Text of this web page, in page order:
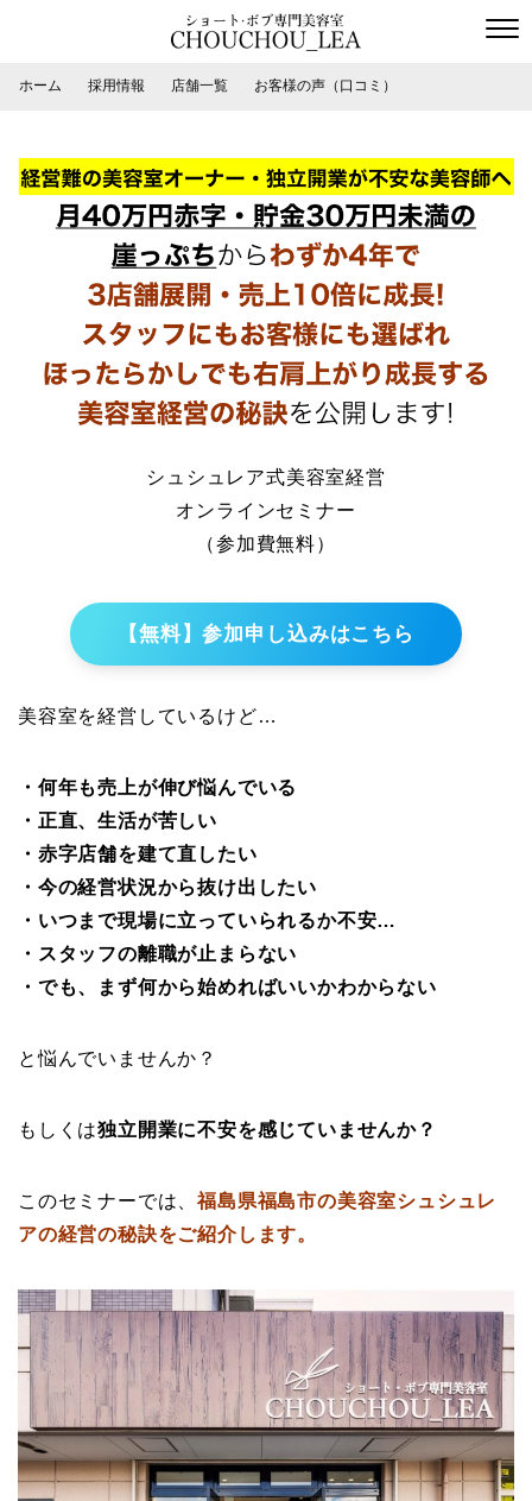
ホーム 採用情報 店舗一覧 お客様の声（口コミ）
シュシュレア式美容室経営
オンラインセミナー
（参加費無料）
【無料】参加申し込みはこちら
美容室を経営しているけど…
・何年も売上が伸び悩んでいる
・正直、生活が苦しい
・赤字店舗を建て直したい
・今の経営状況から抜け出したい
・いつまで現場に立っていられるか不安…
・スタッフの離職が止まらない
・でも、まず何から始めればいいかわからない
と悩んでいませんか？
もしくは独立開業に不安を感じていませんか？
このセミナーでは、福島県福島市の美容室シュシュレ
アの経営の秘訣をご紹介します。